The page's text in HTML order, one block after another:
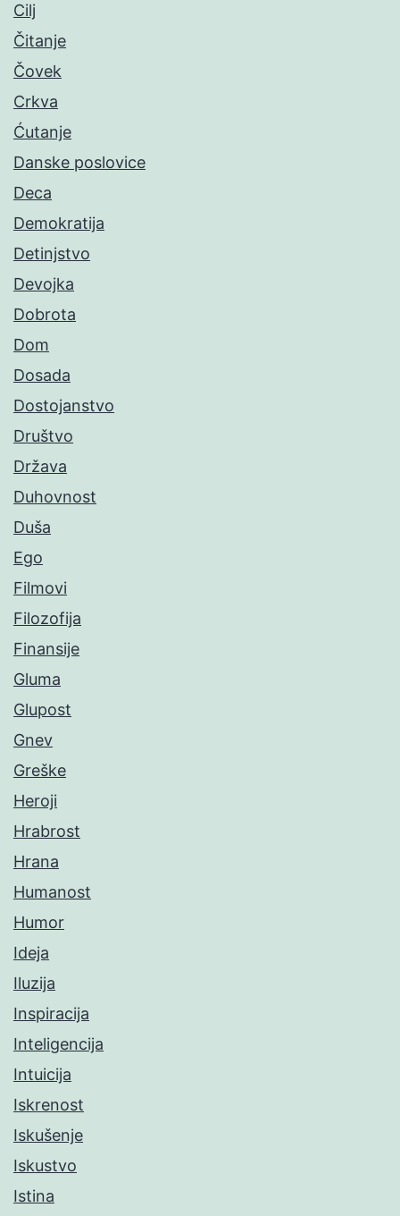
Cilj
Čitanje
Čovek
Crkva
Ćutanje
Danske poslovice
Deca
Demokratija
Detinjstvo
Devojka
Dobrota
Dom
Dosada
Dostojanstvo
Društvo
Država
Duhovnost
Duša
Ego
Filmovi
Filozofija
Finansije
Gluma
Glupost
Gnev
Greške
Heroji
Hrabrost
Hrana
Humanost
Humor
Ideja
Iluzija
Inspiracija
Inteligencija
Intuicija
Iskrenost
Iskušenje
Iskustvo
Istina